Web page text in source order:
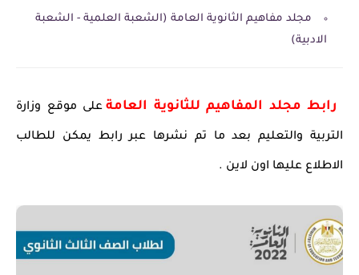
مجلد مفاهيم الثانوية العامة (الشعبة العلمية - الشعبة
الادبية)
رابط مجلد المفاهيم للثانوية العامةعلى موقع وزارة
التربية والتعليم بعد ما تم نشرها عبر رابط يمكن للطالب
الاطلاع عليها اون لاين .